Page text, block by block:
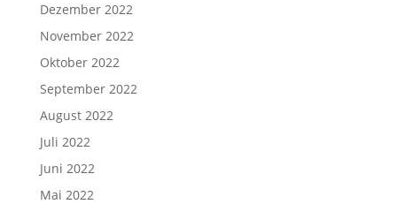
Dezember 2022
November 2022
Oktober 2022
September 2022
August 2022
Juli 2022
Juni 2022
Mai 2022